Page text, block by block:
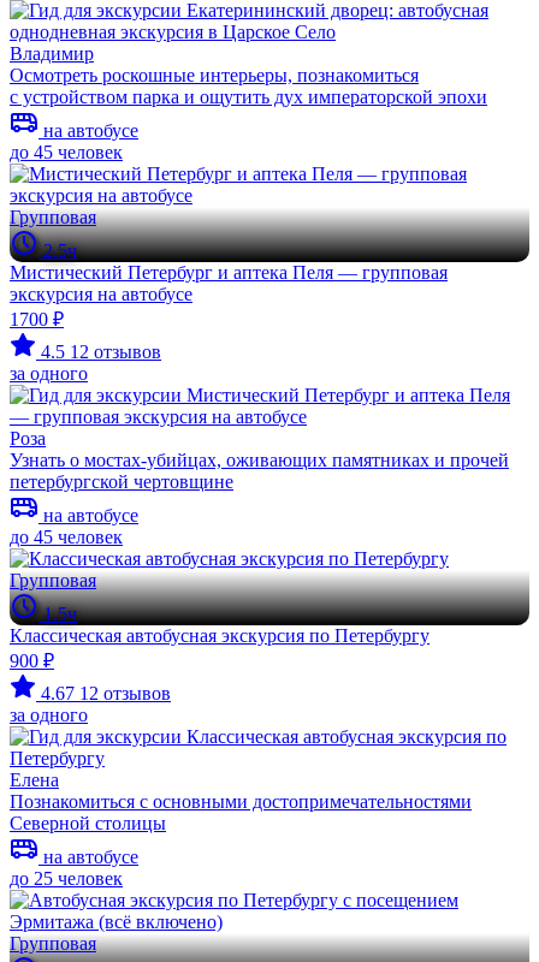
Владимир
Осмотреть роскошные интерьеры, познакомиться
с устройством парка и ощутить дух императорской эпохи
на автобусе
до 45 человек
Групповая
2.5ч
Мистический Петербург и аптека Пеля — групповая
экскурсия на автобусе
1700 ₽
4.5 12 отзывов
за одного
Роза
Узнать о мостах-убийцах, оживающих памятниках и прочей
петербургской чертовщине
на автобусе
до 45 человек
Групповая
1.5ч
Классическая автобусная экскурсия по Петербургу
900 ₽
4.67 12 отзывов
за одного
Елена
Познакомиться с основными достопримечательностями
Северной столицы
на автобусе
до 25 человек
Групповая